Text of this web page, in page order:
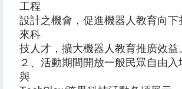
工程
設計之機會，促進機器人教育向下
來科
技人才，擴大機器人教育推廣效益
２、活動期間開放一般民眾自由
與